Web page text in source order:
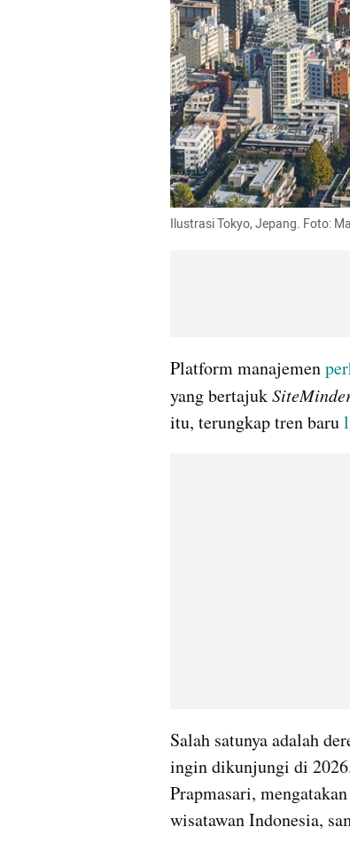
Ilustrasi Tokyo, Jepang. Foto:
Platform manajemen
yang bertajuk
itu, terungkap tren baru
Salah satunya adalah
ingin dikunjungi di
Prapmasari,
wisatawan Indonesia,